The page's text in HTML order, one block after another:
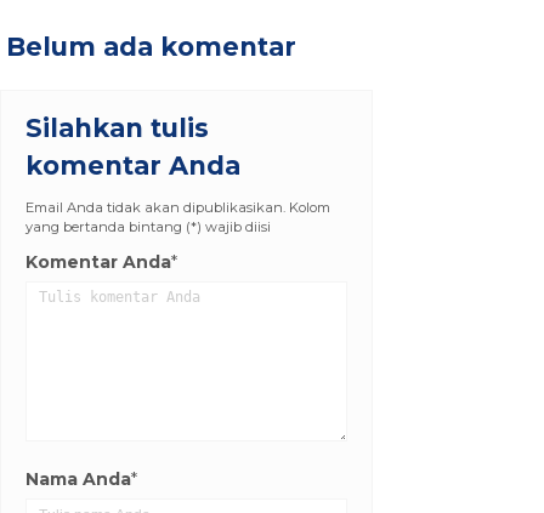
Belum ada komentar
Silahkan tulis
komentar Anda
Email Anda tidak akan dipublikasikan. Kolom
yang bertanda bintang (*) wajib diisi
Komentar Anda*
Nama Anda*